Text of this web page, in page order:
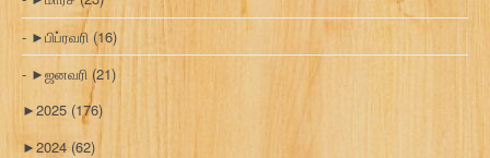
►பிப்ரவரி (16)
►ஜனவரி (21)
►2025 (176)
►2024 (62)